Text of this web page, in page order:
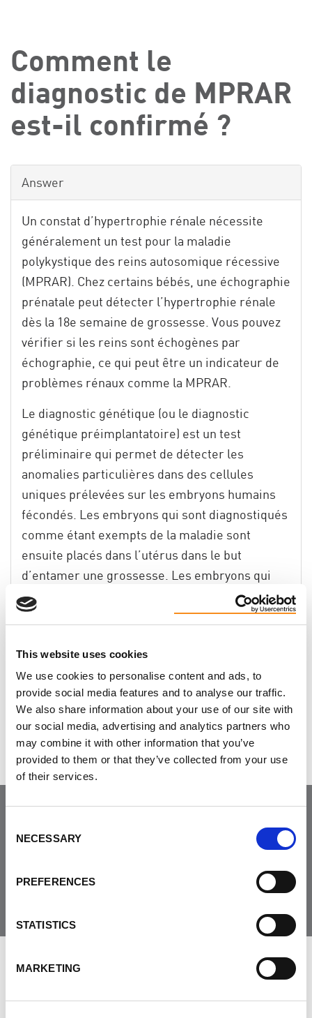
This website uses cookies
We use cookies to personalise content and ads, to
provide social media features and to analyse our traffic.
We also share information about your use of our site with
our social media, advertising and analytics partners who
may combine it with other information that you’ve
provided to them or that they’ve collected from your use
of their services.
Selection
NECESSARY
PREFERENCES
STATISTICS
MARKETING
Comment le
diagnostic de MPRAR
est-il confirmé ?
Answer
Un constat d’hypertrophie rénale nécessite
généralement un test pour la maladie
polykystique des reins autosomique récessive
(MPRAR). Chez certains bébés, une échographie
prénatale peut détecter l’hypertrophie rénale
dès la 18e semaine de grossesse. Vous pouvez
vérifier si les reins sont échogènes par
échographie, ce qui peut être un indicateur de
problèmes rénaux comme la MPRAR.
Le diagnostic génétique (ou le diagnostic
génétique préimplantatoire) est un test
préliminaire qui permet de détecter les
anomalies particulières dans des cellules
uniques prélevées sur les embryons humains
fécondés. Les embryons qui sont diagnostiqués
comme étant exempts de la maladie sont
ensuite placés dans l’utérus dans le but
d’entamer une grossesse. Les embryons qui
sont porteurs du gène sont détruits.
Was this helpful?
Tweet
Joignez-vous à la
communauté
LAISSER LES COMMENTAIRES